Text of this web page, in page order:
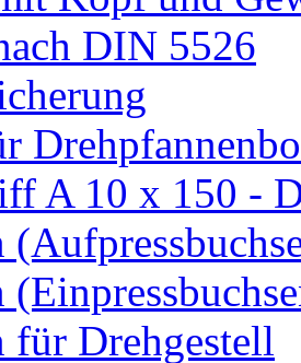
DIN 5526
A 10 x 150 -
für Drehgestell